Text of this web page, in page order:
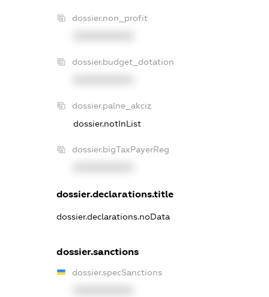
dossier.non_profit
dossier.budget_dotation
dossier.palne_akciz
dossier.notInList
dossier.bigTaxPayerReg
dossier.declarations.title
dossier.declarations.noData
dossier.sanctions
dossier.specSanctions